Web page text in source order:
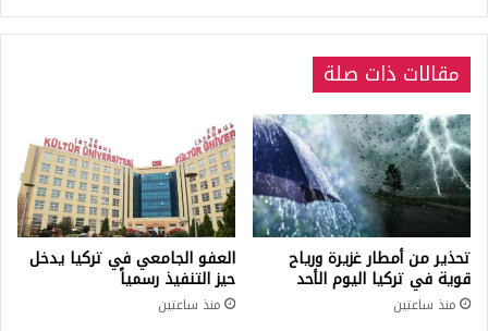
خدمة
مقالات ذات صلة
تحذير من أمطار غزيرة ورياح
قوية في تركيا اليوم الأحد
منذ ساعتين
العفو الجامعي في تركيا يدخل
حيز التنفيذ رسمياً
منذ ساعتين